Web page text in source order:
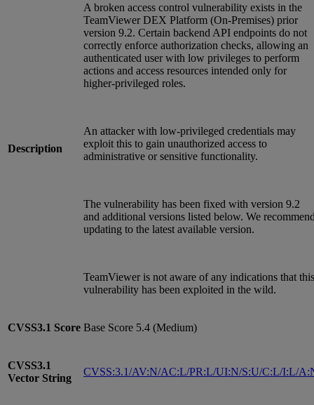
Description
A broken access control vulnerability exists in the
TeamViewer DEX Platform (On‑Premises) prior
version 9.2. Certain backend API endpoints do not
correctly enforce authorization checks, allowing an
authenticated user with low privileges to perform
actions and access resources intended only for
higher‑privileged roles.
An attacker with low‑privileged credentials may
exploit this to gain unauthorized access to
administrative or sensitive functionality.
The vulnerability has been fixed with version 9.2
and additional versions listed below. We
updating to the latest available version.
TeamViewer is not aware of any indications that this
vulnerability has been exploited in the wild.
CVSS3.1 Score Base Score 5.4 (Medium)
CVSS3.1
Vector String
CVSS:3.1/AV:N/AC:L/PR:L/UI:N/S:U/C:L/I:L/